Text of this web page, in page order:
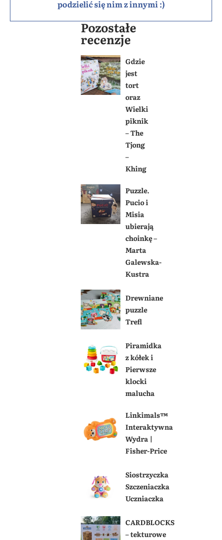
podzielić się nim z innymi :)
Pozostałe
recenzje
Gdzie
jest
tort
oraz
Wielki
piknik
– The
Tjong
–
Khing
Puzzle.
Pucio i
Misia
ubierają
choinkę –
Marta
Galewska-
Kustra
Drewniane
puzzle
Trefl
Piramidka
z kółek i
Pierwsze
klocki
malucha
Linkimals™
Interaktywna
Wydra |
Fisher-Price
Siostrzyczka
Szczeniaczka
Uczniaczka
CARDBLOCKS
– tekturowe